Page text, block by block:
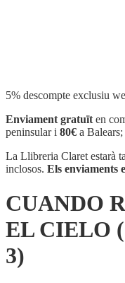
5% descompte exclusiu
Enviament gratuït en
peninsular i 80€ a
La Llibreria Claret estarà
inclosos. Els enviaments
CUANDO
EL CIELO
3)